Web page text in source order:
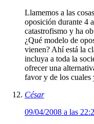
Llamemos a las
oposición durante 4
catastrofismo y ha
¿Qué modelo de
vienen? Ahí está la
incluya a toda la
ofrecer una
favor y de los cuales
César
09/04/2008 a las